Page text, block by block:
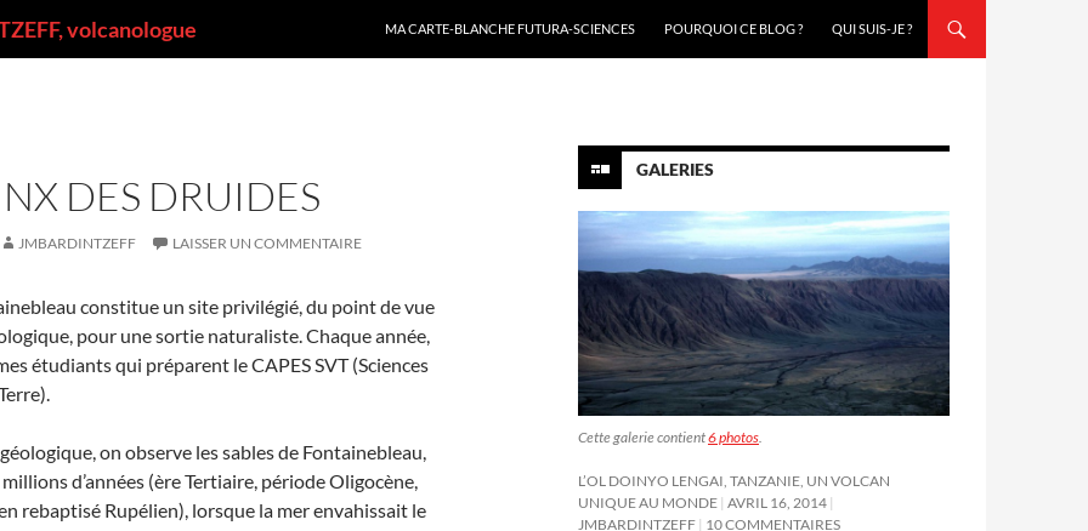
volcanologue
MA CARTE-BLANCHE FUTURA-SCIENCES
POURQUOI CE BLOG ? QUI SUIS-JE ?
DES DRUIDES
JMBARDINTZEFF LAISSER UN COMMENTAIRE
constitue un site privilégié, du point de vue
pour une sortie naturaliste. Chaque année,
étudiants qui préparent le CAPES SVT (Sciences
on observe les sables de Fontainebleau,
d’années (ère Tertiaire, période Oligocène,
rebaptisé Rupélien), lorsque la mer envahissait le
GALERIES
Cette galerie contient6 photos.
L’OL DOINYO LENGAI, TANZANIE, UN VOLCAN
UNIQUE AU MONDE AVRIL 16, 2014
JMBARDINTZEFF 10 COMMENTAIRES